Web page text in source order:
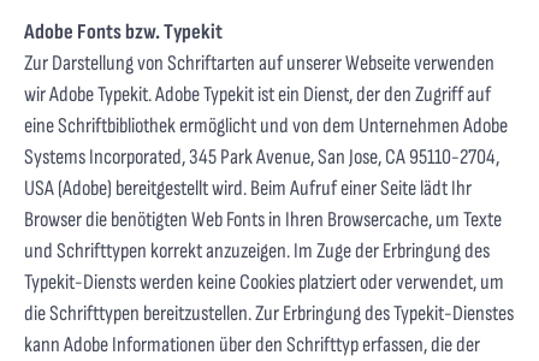
Adobe Fonts bzw. Typekit
Zur Darstellung von Schriftarten auf unserer Webseite verwenden
wir Adobe Typekit. Adobe Typekit ist ein Dienst, der den Zugriff auf
eine Schriftbibliothek ermöglicht und von dem Unternehmen Adobe
Systems Incorporated, 345 Park Avenue, San Jose, CA 95110-2704,
USA (Adobe) bereitgestellt wird. Beim Aufruf einer Seite lädt Ihr
Browser die benötigten Web Fonts in Ihren Browsercache, um Texte
und Schrifttypen korrekt anzuzeigen. Im Zuge der Erbringung des
Typekit-Diensts werden keine Cookies platziert oder verwendet, um
die Schrifttypen bereitzustellen. Zur Erbringung des Typekit-Dienstes
kann Adobe Informationen über den Schrifttyp erfassen, die der